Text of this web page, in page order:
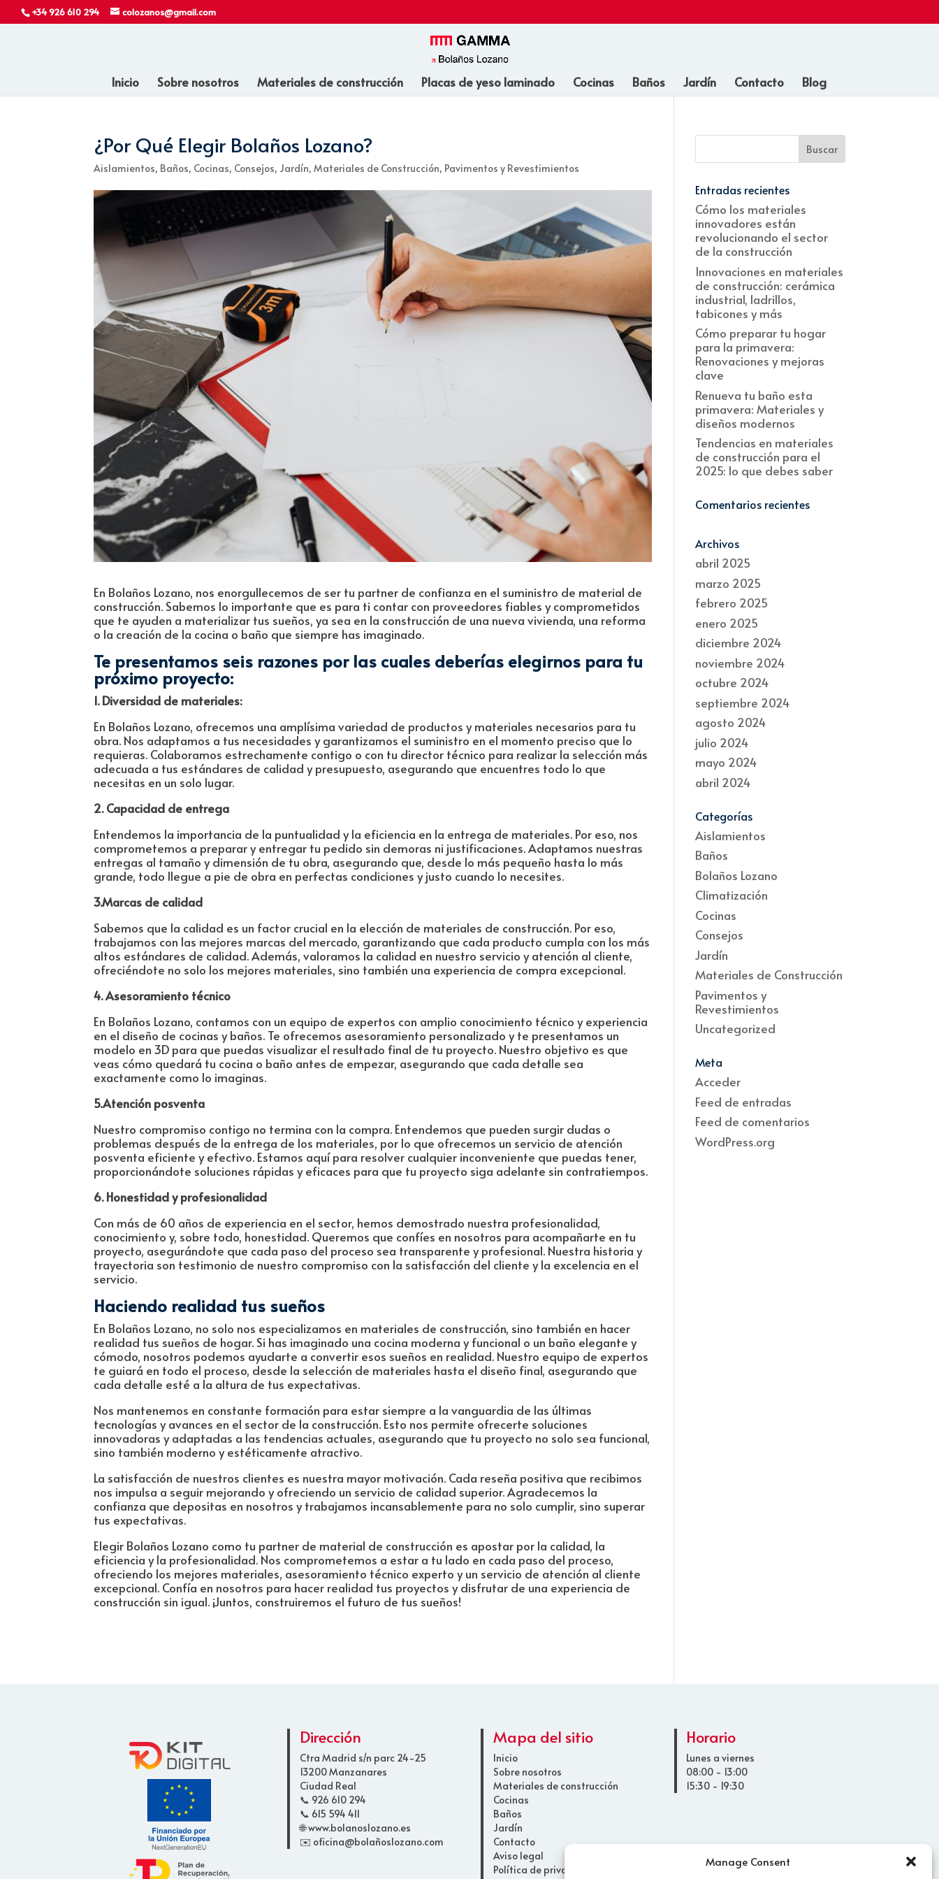
Manage Consent
+34 926 610 294 colozanos@gmail.com
Inicio Sobre nosotros Materiales de construcción Placas de yeso laminado Cocinas Baños Jardín Contacto Blog
¿Por Qué Elegir Bolaños Lozano?
Aislamientos, Baños, Cocinas, Consejos, Jardín,Materiales de Construcción, Pavimentos y Revestimientos
En Bolaños Lozano, nos enorgullecemos de ser tu partner de confianza en el suministro de material de
construcción. Sabemos lo importante que es para ti contar con proveedores fiables y comprometidos
que te ayuden a materializar tus sueños, ya sea en la construcción de una nueva vivienda, una reforma
o la creación de la cocina o baño que siempre has imaginado.
Te presentamos seis razones por las cuales deberías elegirnos para tu
próximo proyecto:
1. Diversidad de materiales:
En Bolaños Lozano, ofrecemos una amplísima variedad de productos y materiales necesarios para tu
obra. Nos adaptamos a tus necesidades y garantizamos el suministro en el momento preciso que lo
requieras. Colaboramos estrechamente contigo o con tu director técnico para realizar la selección más
adecuada a tus estándares de calidad y presupuesto, asegurando que encuentres todo lo que
necesitas en un solo lugar.
2. Capacidad de entrega
Entendemos la importancia de la puntualidad y la eficiencia en la entrega de materiales. Por eso, nos
comprometemos a preparar y entregar tu pedido sin demoras ni justificaciones. Adaptamos nuestras
entregas al tamaño y dimensión de tu obra, asegurando que, desde lo más pequeño hasta lo más
grande, todo llegue a pie de obra en perfectas condiciones y justo cuando lo necesites.
3.Marcas de calidad
Sabemos que la calidad es un factor crucial en la elección de materiales de construcción. Por eso,
trabajamos con las mejores marcas del mercado, garantizando que cada producto cumpla con los más
altos estándares de calidad. Además, valoramos la calidad en nuestro servicio y atención al cliente,
ofreciéndote no solo los mejores materiales, sino también una experiencia de compra excepcional.
4. Asesoramiento técnico
En Bolaños Lozano, contamos con un equipo de expertos con amplio conocimiento técnico y experiencia
en el diseño de cocinas y baños. Te ofrecemos asesoramiento personalizado y te presentamos un
modelo en 3D para que puedas visualizar el resultado final de tu proyecto. Nuestro objetivo es que
veas cómo quedará tu cocina o baño antes de empezar, asegurando que cada detalle sea
exactamente como lo imaginas.
5.Atención posventa
Nuestro compromiso contigo no termina con la compra. Entendemos que pueden surgir dudas o
problemas después de la entrega de los materiales, por lo que ofrecemos un servicio de atención
posventa eficiente y efectivo. Estamos aquí para resolver cualquier inconveniente que puedas tener,
proporcionándote soluciones rápidas y eficaces para que tu proyecto siga adelante sin contratiempos.
6. Honestidad y profesionalidad
Con más de 60 años de experiencia en el sector, hemos demostrado nuestra profesionalidad,
conocimiento y, sobre todo, honestidad. Queremos que confíes en nosotros para acompañarte en tu
proyecto, asegurándote que cada paso del proceso sea transparente y profesional. Nuestra historia y
trayectoria son testimonio de nuestro compromiso con la satisfacción del cliente y la excelencia en el
servicio.
Haciendo realidad tus sueños
En Bolaños Lozano, no solo nos especializamos en materiales de construcción, sino también en hacer
realidad tus sueños de hogar. Si has imaginado una cocina moderna y funcional o un baño elegante y
cómodo, nosotros podemos ayudarte a convertir esos sueños en realidad. Nuestro equipo de expertos
te guiará en todo el proceso, desde la selección de materiales hasta el diseño final, asegurando que
cada detalle esté a la altura de tus expectativas.
Nos mantenemos en constante formación para estar siempre a la vanguardia de las últimas
tecnologías y avances en el sector de la construcción. Esto nos permite ofrecerte soluciones
innovadoras y adaptadas a las tendencias actuales, asegurando que tu proyecto no solo sea funcional,
sino también moderno y estéticamente atractivo.
La satisfacción de nuestros clientes es nuestra mayor motivación. Cada reseña positiva que recibimos
nos impulsa a seguir mejorando y ofreciendo un servicio de calidad superior. Agradecemos la
confianza que depositas en nosotros y trabajamos incansablemente para no solo cumplir, sino superar
tus expectativas.
Elegir Bolaños Lozano como tu partner de material de construcción es apostar por la calidad, la
eficiencia y la profesionalidad. Nos comprometemos a estar a tu lado en cada paso del proceso,
ofreciendo los mejores materiales, asesoramiento técnico experto y un servicio de atención al cliente
excepcional. Confía en nosotros para hacer realidad tus proyectos y disfrutar de una experiencia de
construcción sin igual. ¡Juntos, construiremos el futuro de tus sueños!
Entradas recientes
Cómo los materiales
innovadores están
revolucionando el sector
de la construcción
Innovaciones en materiales
de construcción: cerámica
industrial, ladrillos,
tabicones y más
Cómo preparar tu hogar
para la primavera:
Renovaciones y mejoras
clave
Renueva tu baño esta
primavera: Materiales y
diseños modernos
Tendencias en materiales
de construcción para el
2025: lo que debes saber
Comentarios recientes
Archivos
abril 2025
marzo 2025
febrero 2025
enero 2025
diciembre 2024
noviembre 2024
octubre 2024
septiembre 2024
agosto 2024
julio 2024
mayo 2024
abril 2024
Categorías
Aislamientos
Baños
Bolaños Lozano
Climatización
Cocinas
Consejos
Jardín
Materiales de Construcción
Pavimentos y
Revestimientos
Uncategorized
Meta
Acceder
Feed de entradas
Feed de comentarios
WordPress.org
Dirección
Ctra Madrid s/n parc 24-25
13200 Manzanares
Ciudad Real
📞 926 610 294
📞 615 594 411
🌐 www.bolanoslozano.es
✉️ oficina@bolañoslozano.com
Mapa del sitio
Inicio
Sobre nosotros
Materiales de construcción
Cocinas
Baños
Jardín
Contacto
Aviso legal
Política de privacidad
Horario
Lunes a viernes
08:00 - 13:00
15:30 - 19:30